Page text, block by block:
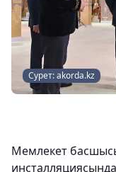
Сурет: akorda.kz
Мемлекет